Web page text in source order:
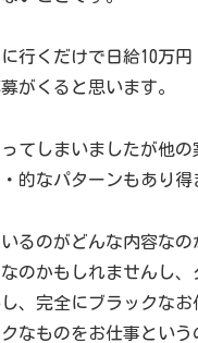
に行くだけで日給10万
がくると思います。
てしまいましたが他の
的なパターンもあり得
るのがどんな内容なの
のかもしれませんし、
、完全にブラックなお
なものをお仕事とい